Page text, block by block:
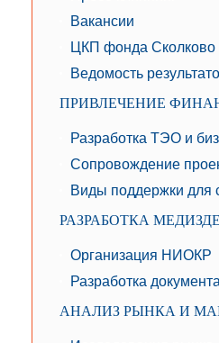
Вакансии
ЦКП фонда Сколково
Ведомость
ПРИВЛЕЧЕНИЕ
Разработка ТЭО и
Сопровождение
Виды поддержки для
РАЗРАБОТКА
Организация НИОКР
Разработка
АНАЛИЗ РЫНКА И